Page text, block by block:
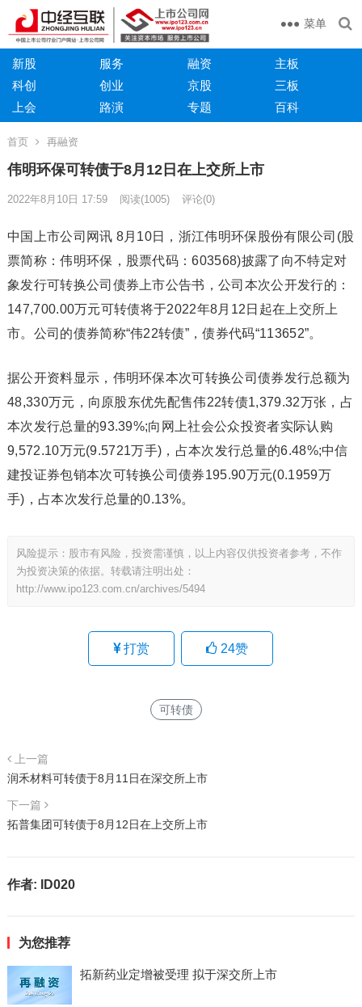
菜单
新股 服务 融资
主板
科创
创业 京股
三板
上会
路演 专题 百科
首页 再融资
伟明环保可转债于8月12日在上交所上市
2022年8月10日 17:59 阅读(1005) 评论(0)
中国上市公司网讯 8月10日，浙江伟明环保股份有限公司(股
票简称：伟明环保，股票代码：603568)披露了向不特定对
象发行可转换公司债券上市公告书，公司本次公开发行的：
147,700.00万元可转债将于2022年8月12日起在上交所上
市。公司的债券简称“伟22转债”，债券代码“113652”。
据公开资料显示，伟明环保本次可转换公司债券发行总额为
48,330万元，向原股东优先配售伟22转债1,379.32万张，占
本次发行总量的93.39%;向网上社会公众投资者实际认购
9,572.10万元(9.5721万手)，占本次发行总量的6.48%;中信
建投证券包销本次可转换公司债券195.90万元(0.1959万
手)，占本次发行总量的0.13%。
风险提示：股市有风险，投资需谨慎，以上内容仅供投资者参考，不作
为投资决策的依据。转载请注明出处：
http://www.ipo123.com.cn/archives/5494
打赏 24赞
可转债
上一篇
润禾材料可转债于8月11日在深交所上市
下一篇
拓普集团可转债于8月12日在上交所上市
作者: ID020
为您推荐
拓新药业定增被受理 拟于深交所上市